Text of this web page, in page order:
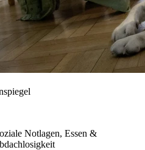
Notlagen, Essen &